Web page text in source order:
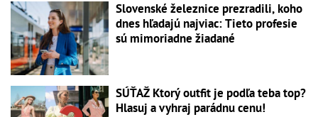
Slovenské železnice prezradili, koho
dnes hľadajú najviac: Tieto profesie
sú mimoriadne žiadané
SÚŤAŽ Ktorý outfit je podľa teba top?
Hlasuj a vyhraj parádnu cenu!